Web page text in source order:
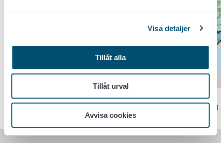
Visa detaljer
Tillåt alla
Tillåt urval
Avvisa cookies
Sidan har senast uppdaterats 9.3.2023